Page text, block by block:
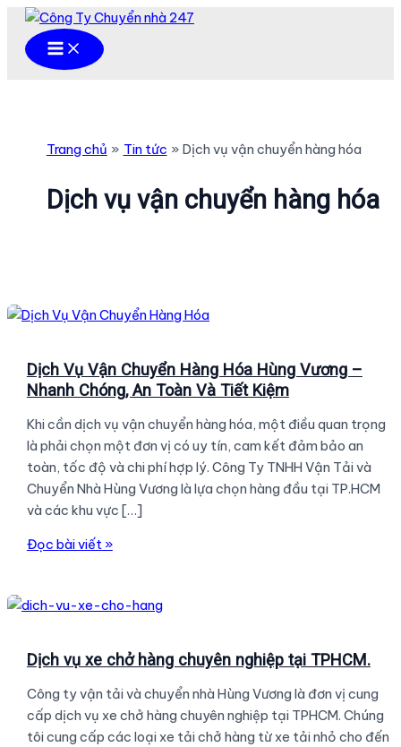
Nhảy
Main
Menu
Trang chủ Tin tức Dịch vụ vận chuyển hàng hóa
Dịch vụ vận chuyển hàng hóa
Dịch Vụ Vận Chuyển Hàng Hóa Hùng Vương –
Nhanh Chóng, An Toàn Và Tiết Kiệm
Khi cần dịch vụ vận chuyển hàng hóa, một điều quan trọng
là phải chọn một đơn vị có uy tín, cam kết đảm bảo an
toàn, tốc độ và chi phí hợp lý. Công Ty TNHH Vận Tải và
Chuyển Nhà Hùng Vương là lựa chọn hàng đầu tại TP.HCM
và các khu vực […]
Dịch
Chuyển
Hóa
Hùng
Vương
–
Nhanh
Đọc bài viết »
Dịch vụ xe chở hàng chuyên nghiệp tại TPHCM.
Công ty vận tải và chuyển nhà Hùng Vương là đơn vị cung
cấp dịch vụ xe chở hàng chuyên nghiệp tại TPHCM. Chúng
tôi cung cấp các loại xe tải chở hàng từ xe tải nhỏ cho đến